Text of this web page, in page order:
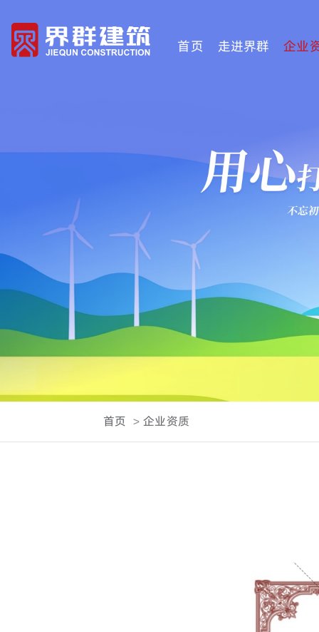
首页 走进界群 企业
首页 企业资质